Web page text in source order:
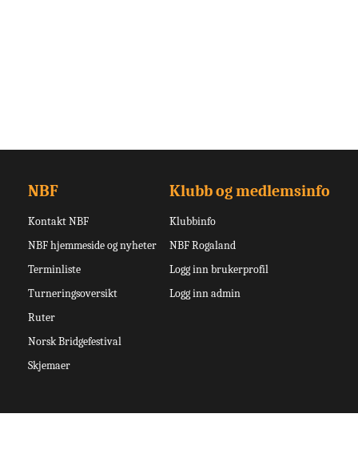
NBF
Kontakt NBF
NBF hjemmeside og nyheter
Terminliste
Turneringsoversikt
Ruter
Norsk Bridgefestival
Skjemaer
Klubb og medlemsinfo
Klubbinfo
NBF Rogaland
Logg inn brukerprofil
Logg inn admin